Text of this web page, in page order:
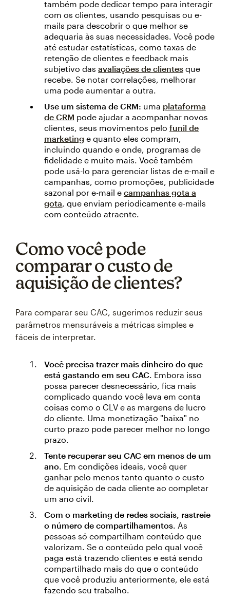
também pode dedicar tempo para interagir
com os clientes, usando pesquisas ou e-
mails para descobrir o que melhor se
adequaria às suas necessidades. Você pode
até estudar estatísticas, como taxas de
retenção de clientes e feedback mais
subjetivo das avaliações de clientes que
recebe. Se notar correlações, melhorar
uma pode aumentar a outra.
Use um sistema de CRM: uma plataforma
de CRM pode ajudar a acompanhar novos
clientes, seus movimentos pelo funil de
marketing e quanto eles compram,
incluindo quando e onde, programas de
fidelidade e muito mais. Você também
pode usá-lo para gerenciar listas de e-mail e
campanhas, como promoções, publicidade
sazonal por e-mail e campanhas gota a
gota, que enviam periodicamente e-mails
com conteúdo atraente.
Como você pode
comparar o custo de
aquisição de clientes?
Para comparar seu CAC, sugerimos reduzir seus
parâmetros mensuráveis a métricas simples e
fáceis de interpretar.
Você precisa trazer mais dinheiro do que
está gastando em seu CAC. Embora isso
possa parecer desnecessário, fica mais
complicado quando você leva em conta
coisas como o CLV e as margens de lucro
do cliente. Uma monetização "baixa" no
curto prazo pode parecer melhor no longo
prazo.
Tente recuperar seu CAC em menos de um
ano. Em condições ideais, você quer
ganhar pelo menos tanto quanto o custo
de aquisição de cada cliente ao completar
um ano civil.
Com o marketing de redes sociais, rastreie
o número de compartilhamentos. As
pessoas só compartilham conteúdo que
valorizam. Se o conteúdo pelo qual você
paga está trazendo clientes e está sendo
compartilhado mais do que o conteúdo
que você produziu anteriormente, ele está
fazendo seu trabalho.